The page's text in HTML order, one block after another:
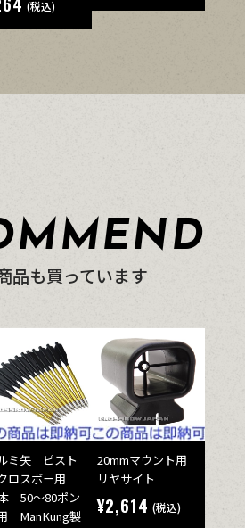
(税込)
品も買っています
ミ矢 ピスト
ロスボー用
50～80ポン
ManKung製
20mmマウント用
リヤサイト
¥2,614 (税込)